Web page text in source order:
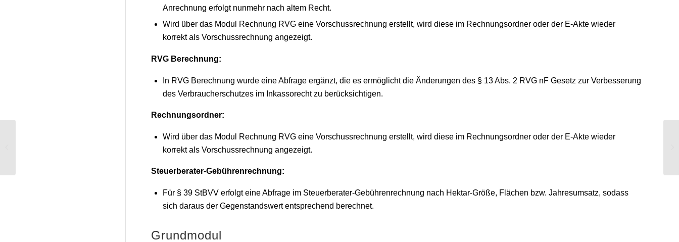
Anrechnung erfolgt nunmehr nach altem Recht.
Wird über das Modul Rechnung RVG eine Vorschussrechnung erstellt, wird diese im Rechnungsordner oder der E-Akte wieder
korrekt als Vorschussrechnung angezeigt.
RVG Berechnung:
In RVG Berechnung wurde eine Abfrage ergänzt, die es ermöglicht die Änderungen des § 13 Abs. 2 RVG nF Gesetz zur Verbesserung
des Verbraucherschutzes im Inkassorecht zu berücksichtigen.
Rechnungsordner:
Wird über das Modul Rechnung RVG eine Vorschussrechnung erstellt, wird diese im Rechnungsordner oder der E-Akte wieder
korrekt als Vorschussrechnung angezeigt.
Steuerberater-Gebührenrechnung:
Für § 39 StBVV erfolgt eine Abfrage im Steuerberater-Gebührenrechnung nach Hektar-Größe, Flächen bzw. Jahresumsatz, sodass
sich daraus der Gegenstandswert entsprechend berechnet.
Grundmodul